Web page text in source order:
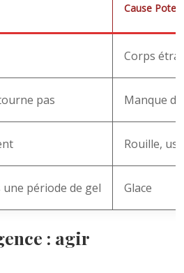
Cause
Corps
pas Manque
Rouille,
période de gel Glace
: agir